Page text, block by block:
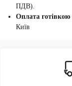
ПДВ).
Оплата готівкою
Київ